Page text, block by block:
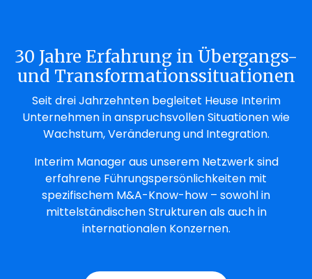
30 Jahre Erfahrung in Übergangs-
und Transformationssituationen
Seit drei Jahrzehnten begleitet Heuse Interim
Unternehmen in anspruchsvollen Situationen wie
Wachstum, Veränderung und Integration.
Interim Manager aus unserem Netzwerk sind
erfahrene Führungspersönlichkeiten mit
spezifischem M&A-Know-how – sowohl in
mittelständischen Strukturen als auch in
internationalen Konzernen.